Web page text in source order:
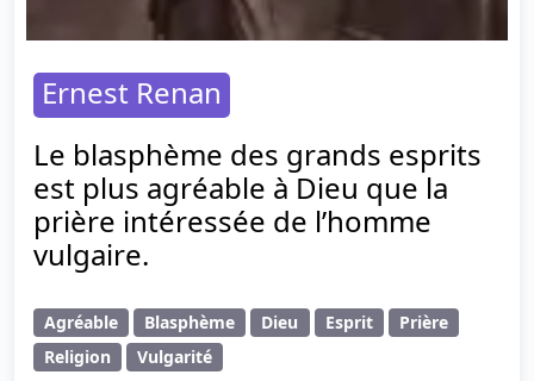
Ernest Renan
Le blasphème des grands esprits
est plus agréable à Dieu que la
prière intéressée de l’homme
vulgaire.
Agréable Blasphème Dieu Esprit
Prière
Religion
Vulgarité